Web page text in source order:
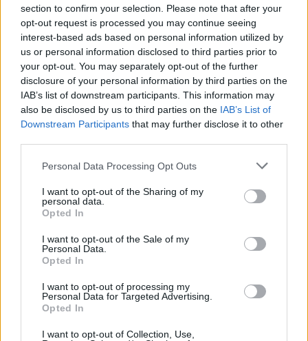
section to confirm your selection. Please note that after your
opt-out request is processed you may continue seeing
interest-based ads based on personal information utilized by
us or personal information disclosed to third parties prior to
your opt-out. You may separately opt-out of the further
disclosure of your personal information by third parties on the
IAB’s list of downstream participants. This information may
also be disclosed by us to third parties on the IAB’s List of
Downstream Participants that may further disclose it to other
Personal Data Processing Opt Outs
I want to opt-out of the Sharing of my
personal data.
Opted In
I want to opt-out of the Sale of my
Personal Data.
Opted In
I want to opt-out of processing my
Personal Data for Targeted Advertising.
Opted In
I want to opt-out of Collection, Use,
Ако вие искате да се включите активно във
форума и да участвате в дискусиите, или
искате да започнете своя собствена тема,
първо ще трябва да влезете в играта. Моля,
регистрирайте се, ако нямате собствен акаунт.
Ние очакваме с нетърпение следващото ви
посещение във форума!Играйте тук
Статус на темата: Не е отворено за бъдещи отговори.
LadySissy
получих дървото от загадъчните стръкчета, но не
продам?
8.10.14
zwezdi4ka
Team Farmerama BG